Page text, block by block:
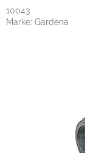
10043
Marke: Gardena